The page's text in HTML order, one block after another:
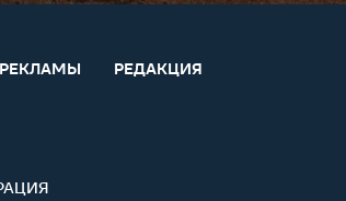
РЕДАКЦИЯ